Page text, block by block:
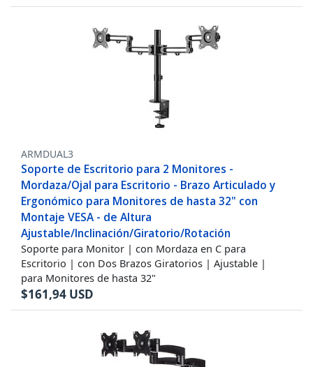
ARMDUAL3
Soporte de Escritorio para 2 Monitores -
Mordaza/Ojal para Escritorio - Brazo Articulado y
Ergonómico para Monitores de hasta 32" con
Montaje VESA - de Altura
Ajustable/Inclinación/Giratorio/Rotación
Soporte para Monitor | con Mordaza en C para
Escritorio | con Dos Brazos Giratorios | Ajustable |
para Monitores de hasta 32"
$161,94 USD